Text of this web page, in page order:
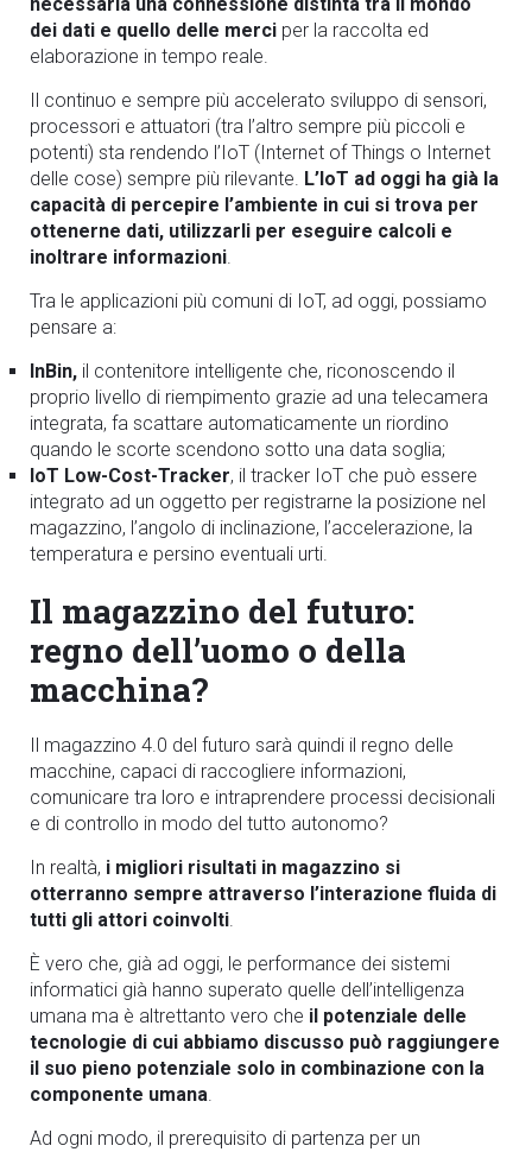
dei dati e quello delle merci per la raccolta ed
elaborazione in tempo reale.
Il continuo e sempre più accelerato sviluppo di sensori,
processori e attuatori (tra l’altro sempre più piccoli e
potenti) sta rendendo l’IoT (Internet of Things o Internet
delle cose) sempre più rilevante. L’IoT ad oggi ha già la
capacità di percepire l’ambiente in cui si trova per
ottenerne dati, utilizzarli per eseguire calcoli e
inoltrare informazioni.
Tra le applicazioni più comuni di IoT, ad oggi, possiamo
pensare a:
InBin, il contenitore intelligente che, riconoscendo il
proprio livello di riempimento grazie ad una telecamera
integrata, fa scattare automaticamente un riordino
quando le scorte scendono sotto una data soglia;
IoT Low-Cost-Tracker, il tracker IoT che può essere
integrato ad un oggetto per registrarne la posizione nel
magazzino, l’angolo di inclinazione, l’accelerazione, la
temperatura e persino eventuali urti.
Il magazzino del futuro:
regno dell’uomo o della
macchina?
Il magazzino 4.0 del futuro sarà quindi il regno delle
macchine, capaci di raccogliere informazioni,
comunicare tra loro e intraprendere processi decisionali
e di controllo in modo del tutto autonomo?
In realtà, i migliori risultati in magazzino si
otterranno sempre attraverso l’interazione fluida di
tutti gli attori coinvolti.
È vero che, già ad oggi, le performance dei sistemi
informatici già hanno superato quelle dell’intelligenza
umana ma è altrettanto vero che il potenziale delle
tecnologie di cui abbiamo discusso può raggiungere
il suo pieno potenziale solo in combinazione con la
componente umana.
Ad ogni modo, il prerequisito di partenza per un